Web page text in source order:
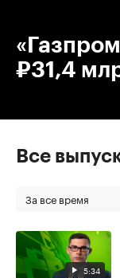
₽31,4
Все
За все время
5:34